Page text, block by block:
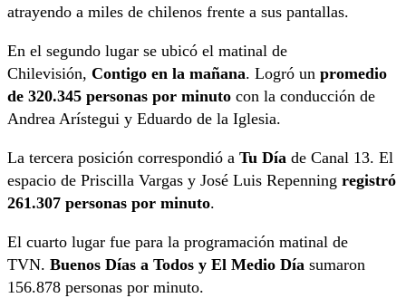
atrayendo a miles de chilenos frente a sus pantallas.
En el segundo lugar se ubicó el matinal de
Chilevisión, Contigo en la mañana. Logró un promedio
de 320.345 personas por minuto con la conducción de
Andrea Arístegui y Eduardo de la Iglesia.
La tercera posición correspondió a Tu Día de Canal 13. El
espacio de Priscilla Vargas y José Luis Repenning registró
261.307 personas por minuto.
El cuarto lugar fue para la programación matinal de
TVN. Buenos Días a Todos y El Medio Día sumaron
156.878 personas por minuto.